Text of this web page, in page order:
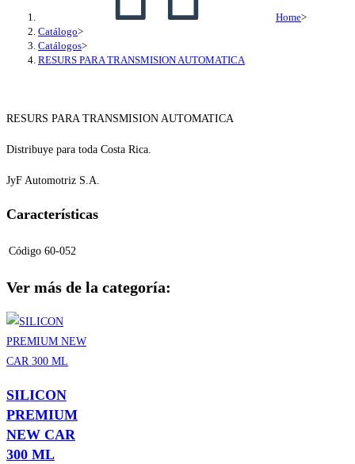
Home>
Catálogo>
Catálogos>
RESURS PARA TRANSMISION AUTOMATICA
RESURS PARA TRANSMISION AUTOMATICA
Distribuye para toda Costa Rica.
JyF Automotriz S.A.
Características
Código 60-052
Ver más de la categoría:
SILICON
PREMIUM
NEW CAR
300 ML